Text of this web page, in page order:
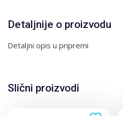
Detaljnije o proizvodu
Detaljni opis u pripremi
Slični proizvodi